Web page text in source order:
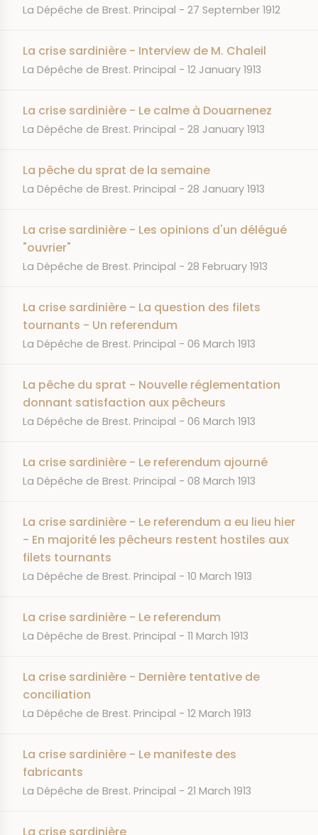
JOURNAL
La Dépêche de Brest. Principal DATE
27 September 1912
La crise sardinière - Interview de M. Chaleil
JOURNAL
La Dépêche de Brest. Principal DATE
12 January 1913
La crise sardinière - Le calme à Douarnenez
JOURNAL
La Dépêche de Brest. Principal DATE
28 January 1913
La pêche du sprat de la semaine
JOURNAL
La Dépêche de Brest. Principal DATE
28 January 1913
La crise sardinière - Les opinions d'un délégué
"ouvrier"
JOURNAL
La Dépêche de Brest. Principal DATE
28 February 1913
La crise sardinière - La question des filets
tournants - Un referendum
JOURNAL
La Dépêche de Brest. Principal DATE
06 March 1913
La pêche du sprat - Nouvelle réglementation
donnant satisfaction aux pêcheurs
JOURNAL
La Dépêche de Brest. Principal DATE
06 March 1913
La crise sardinière - Le referendum ajourné
JOURNAL
La Dépêche de Brest. Principal DATE
08 March 1913
La crise sardinière - Le referendum a eu lieu hier
- En majorité les pêcheurs restent hostiles aux
filets tournants
JOURNAL
La Dépêche de Brest. Principal DATE
10 March 1913
La crise sardinière - Le referendum
JOURNAL
La Dépêche de Brest. Principal DATE
11 March 1913
La crise sardinière - Dernière tentative de
conciliation
JOURNAL
La Dépêche de Brest. Principal DATE
12 March 1913
La crise sardinière - Le manifeste des
fabricants
JOURNAL
La Dépêche de Brest. Principal DATE
21 March 1913